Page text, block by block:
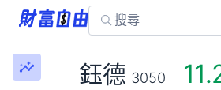
鈺德 3050